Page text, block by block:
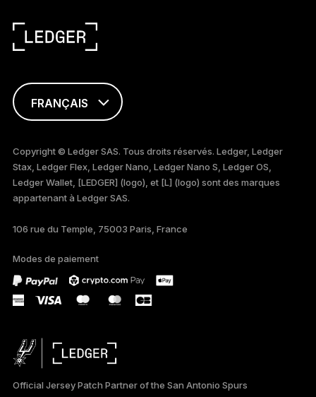
FRANÇAIS
TÜRKÇE
DEUTSCH
PORTUGUÊS
ESPAÑOL
РУССКИЙ
日本語
Copyright © Ledger SAS. Tous droits réservés. Ledger, Ledger
Stax, Ledger Flex, Ledger Nano, Ledger Nano S, Ledger OS,
Ledger Wallet, [LEDGER] (logo), et [L] (logo) sont des marques
appartenant à Ledger SAS.
106 rue du Temple, 75003 Paris, France
Modes de paiement
Official Jersey Patch Partner of the San Antonio Spurs